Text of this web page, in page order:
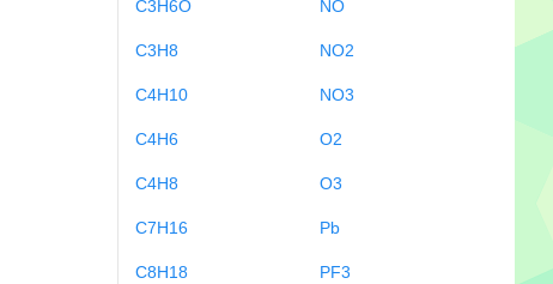
C3H6O
C3H8
C4H10
C4H6
C4H8
C7H16
C8H18
NO
NO2
NO3
O2
O3
Pb
PF3